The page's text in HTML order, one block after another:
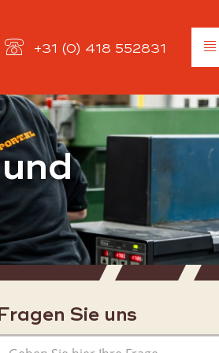
+31 (0) 418 552831
Über uns
Geschichte
Organisation
Qualität
Datenschutzrichtlinie
Sie uns